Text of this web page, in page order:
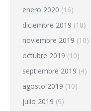
enero 2020 (16)
diciembre 2019 (18)
noviembre 2019 (10)
octubre 2019 (10)
septiembre 2019 (4)
agosto 2019 (10)
julio 2019 (9)